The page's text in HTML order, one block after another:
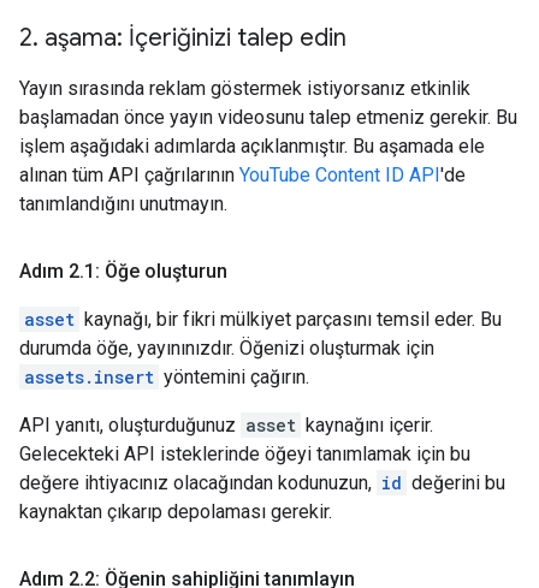
2. aşama: İçeriğinizi talep edin
Yayın sırasında reklam göstermek istiyorsanız etkinlik
başlamadan önce yayın videosunu talep etmeniz gerekir. Bu
işlem aşağıdaki adımlarda açıklanmıştır. Bu aşamada ele
alınan tüm API çağrılarının YouTube Content ID API'de
tanımlandığını unutmayın.
Adım 2.1: Öğe oluşturun
asset kaynağı, bir fikri mülkiyet parçasını temsil eder. Bu
durumda öğe, yayınınızdır. Öğenizi oluşturmak için
assets.insert yöntemini çağırın.
API yanıtı, oluşturduğunuz asset kaynağını içerir.
Gelecekteki API isteklerinde öğeyi tanımlamak için bu
değere ihtiyacınız olacağından kodunuzun, id değerini bu
kaynaktan çıkarıp depolaması gerekir.
Adım 2.2: Öğenin sahipliğini tanımlayın